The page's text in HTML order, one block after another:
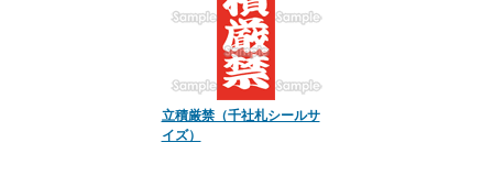
立積厳禁（千社札シールサ
イズ）